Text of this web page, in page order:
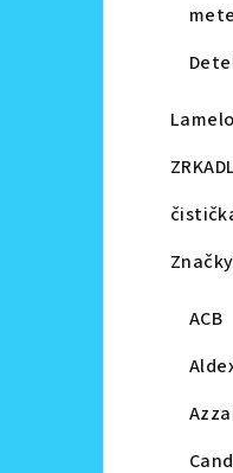
Značky
ACB